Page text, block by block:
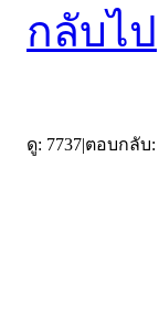
กลับไป
ดู: 7737|ตอบกลับ: